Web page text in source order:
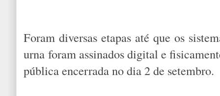
Foram diversas etapas até que os
urna foram assinados digital e
pública encerrada no dia 2 de setembro.